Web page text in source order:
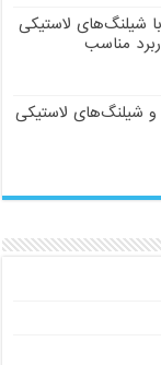
شیلنگ‌های لاستیکی
مناسب
و شیلنگ‌های لاستیکی